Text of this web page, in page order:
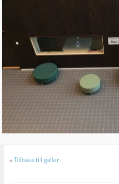
«Tillbaka till galleri